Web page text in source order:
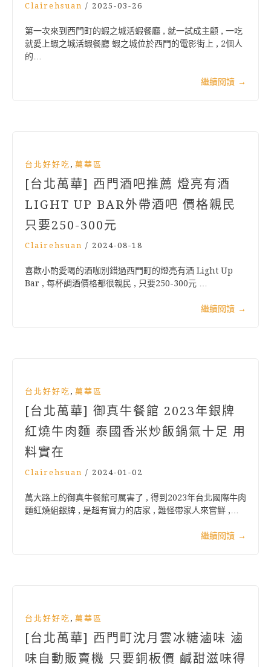
Clairehsuan / 2025-03-26
第一次來到西門町的蝦之城活蝦餐廳 , 就一試成主顧 , 一吃
就愛上蝦之城活蝦餐廳 蝦之城位於西門的電影街上 , 2個人
的…
繼續閱讀 →
台北好好吃 , 萬華區
[台北萬華] 西門酒吧推薦 燈亮有酒
LIGHT UP BAR外帶酒吧 價格親民
只要250-300元
Clairehsuan / 2024-08-18
喜歡小酌愛喝的酒咖別錯過西門町的燈亮有酒 Light Up
Bar , 每杯調酒價格都很親民 , 只要250-300元 …
繼續閱讀 →
台北好好吃 , 萬華區
[台北萬華] 御真牛餐館 2023年銀牌
紅燒牛肉麵 泰國香米炒飯鍋氣十足 用
料實在
Clairehsuan / 2024-01-02
萬大路上的御真牛餐館可厲害了 , 得到2023年台北國際牛肉
麵紅燒組銀牌 , 是超有實力的店家 , 難怪帶家人來嘗鮮 ,…
繼續閱讀 →
台北好好吃 , 萬華區
[台北萬華] 西門町沈月雲冰糖滷味 滷
味自動販賣機 只要銅板價 鹹甜滋味得